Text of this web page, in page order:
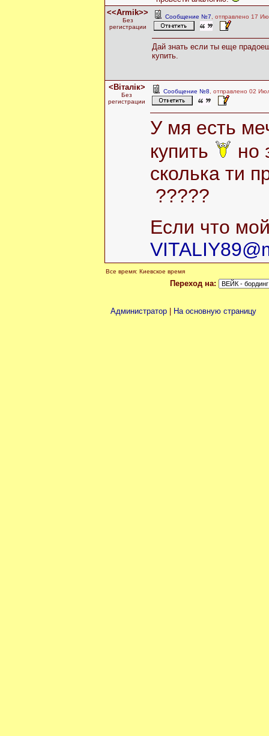
<<Armik>>
Без
регистрации
Сообщение №7 , отправлено 17
Дай знать если ты еще
купить.
<Віталік>
Без
регистрации
Сообщение №8 , отправлено 02
У мя есть
купить
но
сколька ти
?????
Если что
Все время: Киевское время
Переход на:
Администратор На основную страницу